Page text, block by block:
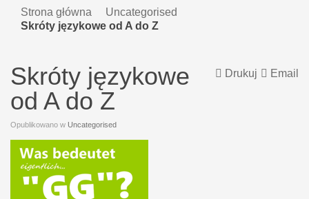
Strona główna
Uncategorised
Skróty językowe od A do Z
Email
Drukuj
Skróty językowe
od A do Z
Opublikowano w Uncategorised